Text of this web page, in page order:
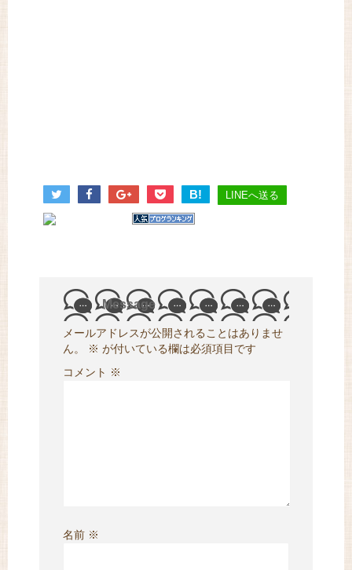
B! LINEへ送る
Message
メールアドレスが公開されることはありませ
ん。
※ が付いている欄は必須項目です
コメント ※
名前 ※